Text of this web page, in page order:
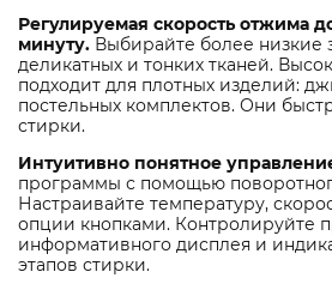
Регулируемая скорость отжима
минуту. Выбирайте более низкие
деликатных и тонких тканей.
подходит для плотных изделий:
постельных комплектов. Они
стирки.
Интуитивно понятное
программы с помощью
Настраивайте температуру,
опции кнопками. Контролируйте
информативного дисплея и
этапов стирки.